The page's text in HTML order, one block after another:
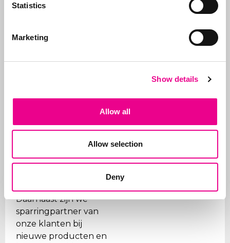
Statistics
Marketing
Show details
Allow all
Allow selection
Deny
deregistratie
van merken, beheren
worden betaald (gezien
de vele frauduleuze
ondersteunen wij onze
Daarnaast zijn we
sparringpartner van
onze klanten bij
nieuwe producten en